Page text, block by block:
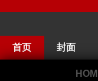
首页 封面